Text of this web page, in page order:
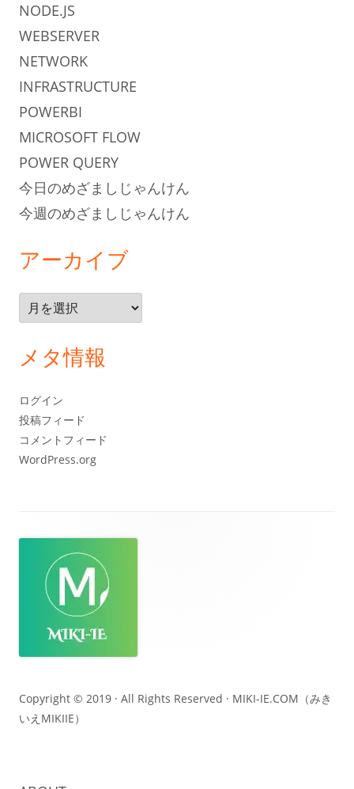
NODE.JS
WEBSERVER
NETWORK
INFRASTRUCTURE
POWERBI
MICROSOFT FLOW
POWER QUERY
今日のめざましじゃんけん
今週のめざましじゃんけん
アーカイブ
ー
イ
メタ情報
ログイン
投稿フィード
コメントフィード
WordPress.org
テ
ン
Copyright © 2019 · All Rights Reserved · MIKI-IE.COM（みき
いえMIKIIE）